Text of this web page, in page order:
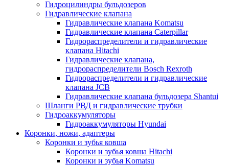
Гидроцилиндры бульдозеров
Гидравлические клапана
Гидравлические клапана Komatsu
Гидравлические клапана Caterpillar
Гидрораспределители и гидравлические
клапана Hitachi
Гидравлические клапана,
гидрораспределители Bosch Rexroth
Гидрораспределители и гидравлические
клапана JCB
Гидравлические клапана бульдозера Shantui
Шланги РВД и гидравлические трубки
Гидроаккумуляторы
Гидроаккумуляторы Hyundai
Коронки, ножи, адаптеры
Коронки и зубья ковша
Коронки и зубья ковша Hitachi
Коронки и зубья Komatsu